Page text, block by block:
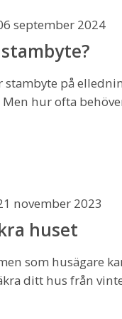
september 2024
stambyte på
hur ofta
november 2023
huset
som husägare
ditt hus från